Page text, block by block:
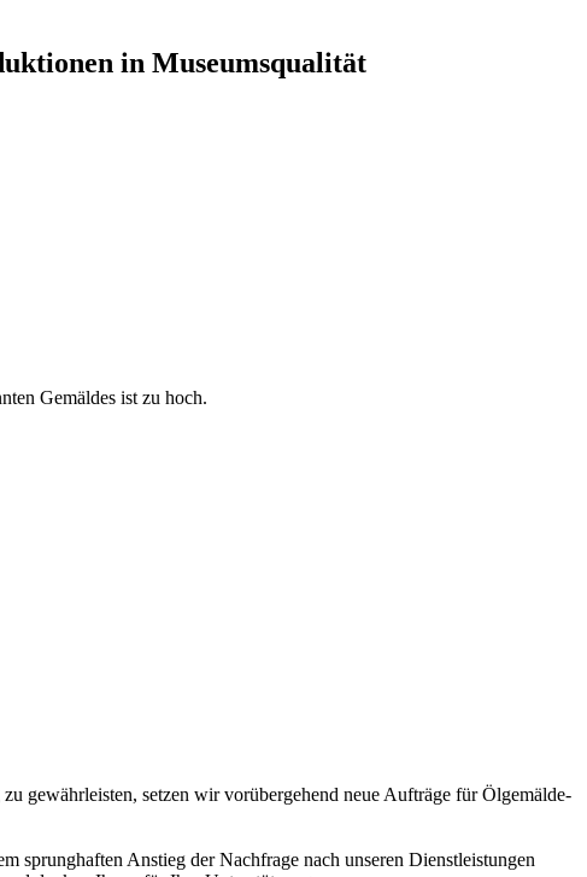
in Museumsqualität
Gemäldes ist zu hoch.
gewährleisten, setzen wir vorübergehend neue Aufträge für Ölgemälde-
sprunghaften Anstieg der Nachfrage nach unseren Dienstleistungen